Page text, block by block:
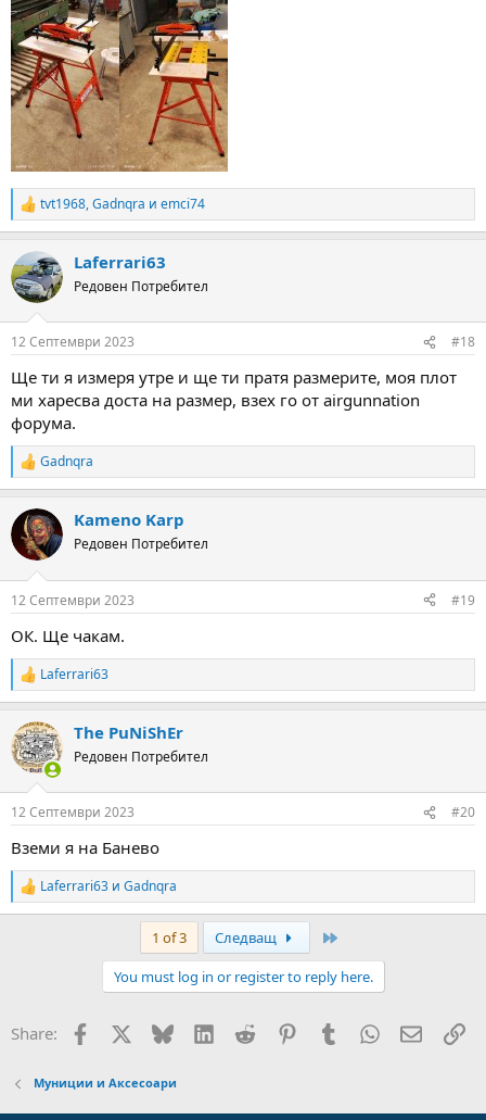
R
e
c
t
i
s
tvt1968,Gadnqra и emci74
Laferrari63
Редовен Потребител
12 Септември 2023 #18
Ще ти я измеря утре и ще ти пратя размерите, моя плот
ми харесва доста на размер, взех го от airgunnation
форума.
R
e
c
t
i
s
Gadnqra
Kameno Karp
Редовен Потребител
12 Септември 2023 #19
ОК. Ще чакам.
R
e
c
t
i
s
Laferrari63
The PuNiShEr
Редовен Потребител
12 Септември 2023 #20
Вземи я на Банево
R
e
s
Laferrari63 и Gadnqra
1 of 3 Следващ
You must log in or register to reply here.
Share: Facebook Bluesky LinkedInReddit PinterestTumblrWhatsApp
Email
Муниции и Аксесоари